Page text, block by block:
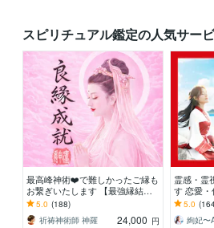
スピリチュアル鑑定の人気サー
最高峰神術❤️で難しかったご縁も
お繋ぎいたします 【最強縁結び
の最上形】あなたの願いを具現化
させます※悪用厳禁
5.0 (188)
祈祷神術師 神羅
24,000 円
霊感・霊
す 恋愛
ち・未来
す
5.0